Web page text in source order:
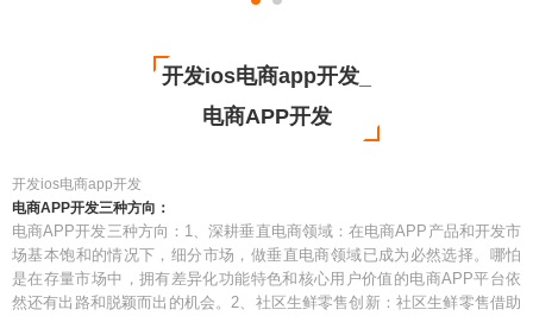
开发ios电商app开发_
电商APP开发
开发ios电商app开发
电商APP开发三种方向：
电商APP开发三种方向：1、深耕垂直电商领域：在电商APP产品和开发市
场基本饱和的情况下，细分市场，做垂直电商领域已成为必然选择。哪怕
是在存量市场中，拥有差异化功能特色和核心用户价值的电商APP平台依
然还有出路和脱颖而出的机会。2、社区生鲜零售创新：社区生鲜零售借助